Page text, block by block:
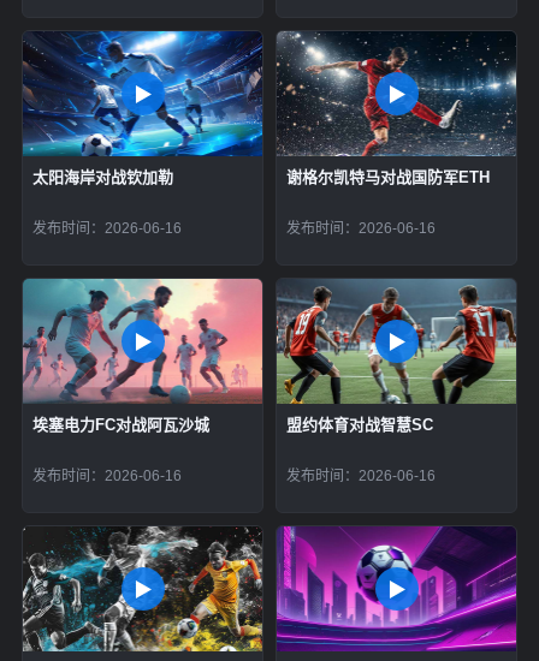
太阳海岸对战钦加勒
发布时间：2026-06-16
谢格尔凯特马对战国防军ETH
发布时间：2026-06-16
埃塞电力FC对战阿瓦沙城
发布时间：2026-06-16
盟约体育对战智慧SC
发布时间：2026-06-16